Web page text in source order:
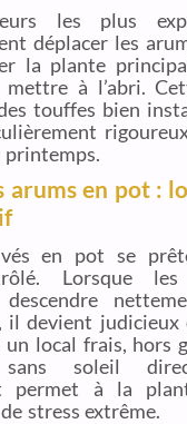
les plus
déplacer les
la plante
à l’abri.
touffes bien
printemps.
arums en pot :
en pot se
Lorsque les
descendre
il devient judicieux
un local frais, hors
soleil
permet à la
stress extrême.